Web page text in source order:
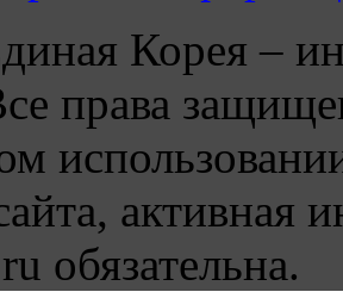
Корея –
права
активная
обязательна.